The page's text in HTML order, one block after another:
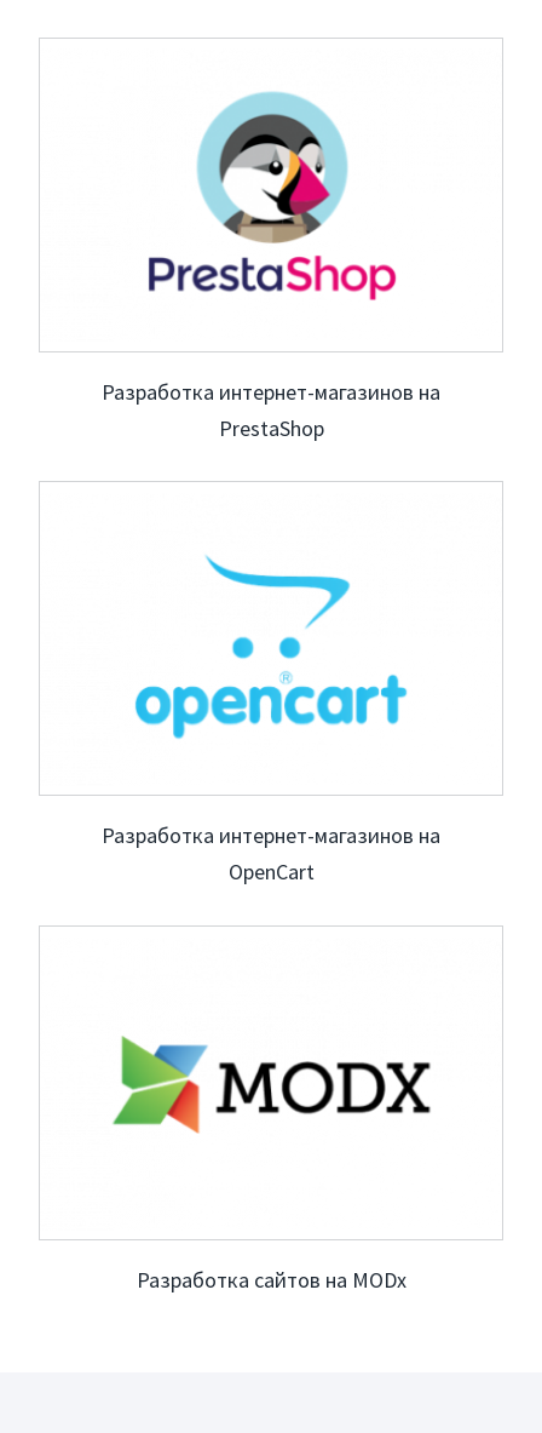
Разработка интернет-магазинов на
PrestaShop
Разработка интернет-магазинов на
OpenCart
Разработка сайтов на MODx
Услуги
Портфолио
Решения
Запрос коммерческого